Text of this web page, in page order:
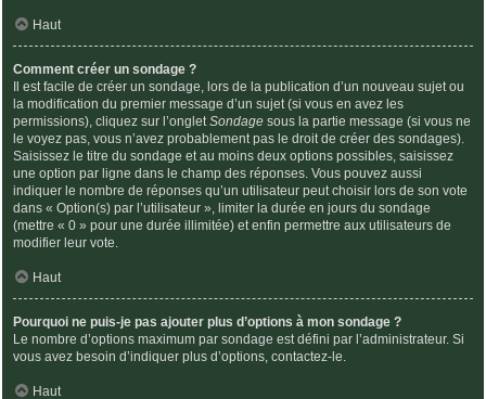
Haut
Comment créer un sondage ?
Il est facile de créer un sondage, lors de la publication d’un nouveau sujet ou
la modification du premier message d’un sujet (si vous en avez les
permissions), cliquez sur l’ongletSondage sous la partie message (si vous ne
le voyez pas, vous n’avez probablement pas le droit de créer des sondages).
Saisissez le titre du sondage et au moins deux options possibles, saisissez
une option par ligne dans le champ des réponses. Vous pouvez aussi
indiquer le nombre de réponses qu’un utilisateur peut choisir lors de son vote
dans « Option(s) par l’utilisateur », limiter la durée en jours du sondage
(mettre « 0 » pour une durée illimitée) et enfin permettre aux utilisateurs de
modifier leur vote.
Haut
Pourquoi ne puis-je pas ajouter plus d’options à mon sondage ?
Le nombre d’options maximum par sondage est défini par l’administrateur. Si
vous avez besoin d’indiquer plus d’options, contactez-le.
Haut